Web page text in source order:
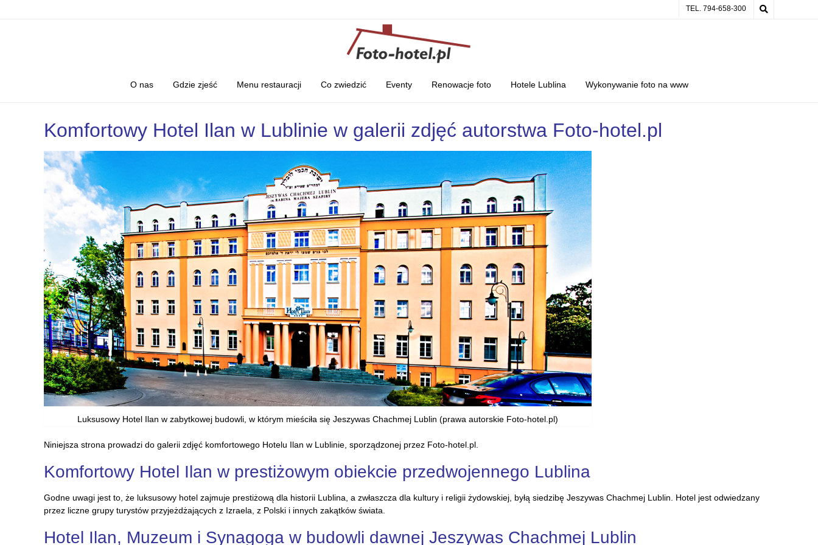
TEL. 794-658-300
O nas Gdzie zjeść Menu restauracji Co zwiedzić Eventy Renowacje foto Hotele Lublina Wykonywanie foto na www
Komfortowy Hotel Ilan w Lublinie w galerii zdjęć autorstwa Foto-hotel.pl
Luksusowy Hotel Ilan w zabytkowej budowli, w którym mieściła się Jeszywas Chachmej Lublin (prawa autorskie Foto-hotel.pl)
Niniejsza strona prowadzi do galerii zdjęć komfortowego Hotelu Ilan w Lublinie, sporządzonej przez Foto-hotel.pl.
Komfortowy Hotel Ilan w prestiżowym obiekcie przedwojennego Lublina
Godne uwagi jest to, że luksusowy hotel zajmuje prestiżową dla historii Lublina, a zwłaszcza dla kultury i religii żydowskiej, byłą siedzibę Jeszywas Chachmej Lublin. Hotel jest odwiedzany
przez liczne grupy turystów przyjeżdżających z Izraela, z Polski i innych zakątków świata.
Hotel Ilan, Muzeum i Synagoga w budowli dawnej Jeszywas Chachmej Lublin